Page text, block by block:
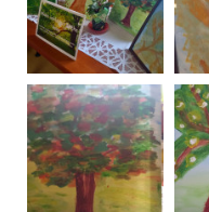
un dalībnieku
Tikšanās ar
Iepazīšanās ar
Konstances
1-3. klases